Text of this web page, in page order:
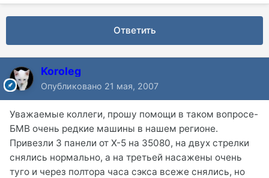
Ответить
Koroleg
Опубликовано 21 мая, 2007
Уважаемые коллеги, прошу помощи в таком вопросе-
БМВ очень редкие машины в нашем регионе.
Привезли 3 панели от X-5 на 35080, на двух стрелки
снялись нормально, а на третьей насажены очень
туго и через полтора часа сэкса всеже снялись, но